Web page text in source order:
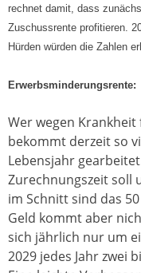
rechnet damit, dass
Zuschussrente profitieren.
Hürden würden die Zahlen
Erwerbsminderungsrente:
Wer wegen
bekommt derzeit so
Lebensjahr
Zurechnungszeit soll
im Schnitt sind das
Geld kommt aber
sich jährlich nur um
2029 jedes Jahr zwei